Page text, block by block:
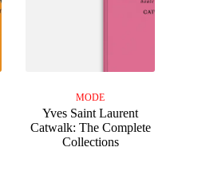
MODE
Yves Saint Laurent
Catwalk: The Complete
Collections